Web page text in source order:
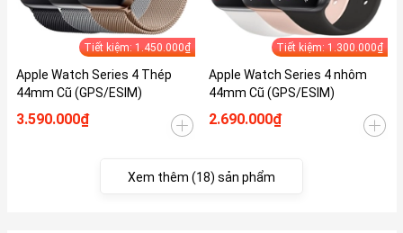
Tiết kiệm: 1.450.000₫
Apple Watch Series 4 Thép
44mm Cũ (GPS/ESIM)
3.590.000₫
Tiết kiệm: 1.300.000₫
Apple Watch Series 4 nhôm
44mm Cũ (GPS/ESIM)
2.690.000₫
Xem thêm (18) sản phẩm